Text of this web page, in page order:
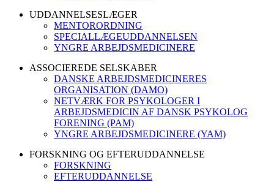
UDDANNELSESLÆGER
MENTORORDNING
SPECIALLÆGEUDDANNELSEN
YNGRE ARBEJDSMEDICINERE
ASSOCIEREDE SELSKABER
DANSKE ARBEJDSMEDICINERES
ORGANISATION (DAMO)
NETVÆRK FOR PSYKOLOGER I
ARBEJDSMEDICIN AF DANSK PSYKOLOG
FORENING (PAM)
YNGRE ARBEJDSMEDICINERE (YAM)
FORSKNING OG EFTERUDDANNELSE
FORSKNING
EFTERUDDANNELSE